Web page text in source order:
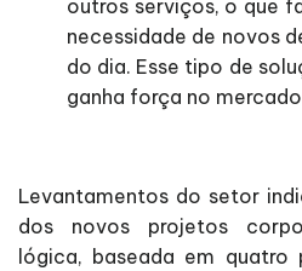
outros serviços, o que
necessidade de novos
do dia. Esse tipo de
ganha força no
Levantamentos do setor
dos novos projetos
lógica, baseada em quatro